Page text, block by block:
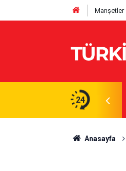
Manşetler
24
Süre 2 yıla çıkabilecek
Anasayfa